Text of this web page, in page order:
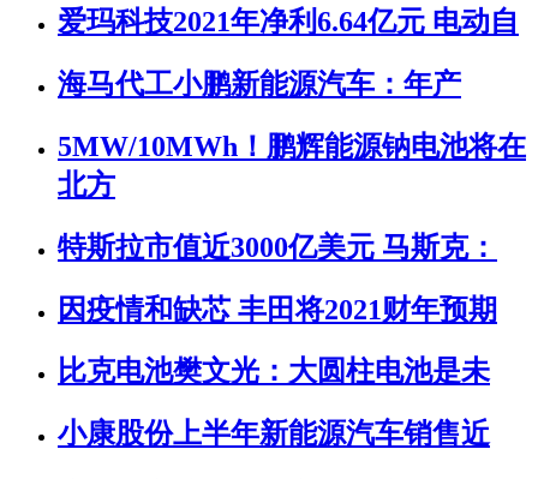
爱玛科技2021年净利6.64亿元 电动自
海马代工小鹏新能源汽车：年产
5MW/10MWh！鹏辉能源钠电池将在
北方
特斯拉市值近3000亿美元 马斯克：
因疫情和缺芯 丰田将2021财年预期
比克电池樊文光：大圆柱电池是未
小康股份上半年新能源汽车销售近